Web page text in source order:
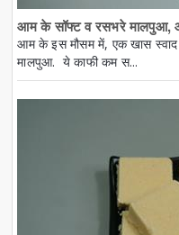
आम के सॉफ्ट व रसभरे
आम के इस मौसम में, एक खास
मालपुआ. ये काफी कम स...